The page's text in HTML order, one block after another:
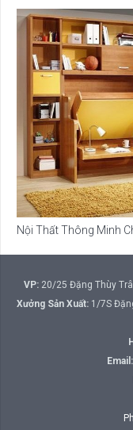
Nội Thất Thông Minh
VP:20/25 Đặng Thùy
Xưởng Sản Xuất: 1/7S
Email: